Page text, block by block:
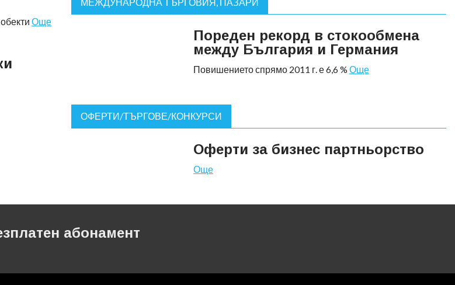
Още
Пореден рекорд в стокообмена
между България и Германия
Повишението спрямо 2011 г. е 6,6 % Още
ОФЕРТИ/ТЪРГОВЕ/КОНКУРСИ
Оферти за бизнес партньорство
Още
абонамент